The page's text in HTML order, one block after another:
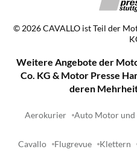
© 2026CAVALLO ist Teil der
Weitere Angebote der
Co. KG & Motor Presse
deren
Aerokurier Auto Motor und
Cavallo Flugrevue Klettern